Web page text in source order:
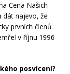
Cena Našich
dát najevo, že
prvních členů
v říjnu 1996
posvícení?